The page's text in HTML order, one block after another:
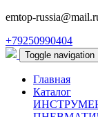
emtop-
+79250990404
Toggle navigation
Главная
Каталог